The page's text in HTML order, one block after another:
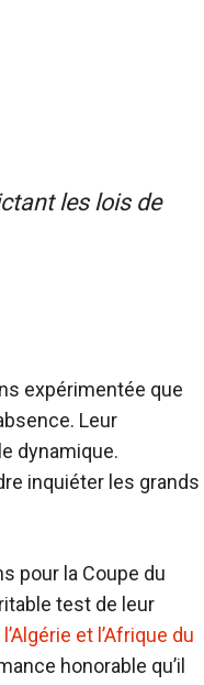
les lois de
expérimentée que
Leur
dynamique.
inquiéter les grands
pour la Coupe du
test de leur
et l’Afrique du
honorable qu’il